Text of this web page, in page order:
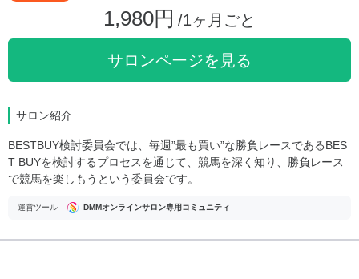
1,980円 /1ヶ月ごと
サロンページを見る
サロン紹介
BESTBUY検討委員会では、毎週”最も買い”な勝負レースであるBES
T BUYを検討するプロセスを通じて、競馬を深く知り、勝負レース
で競馬を楽しもうという委員会です。
運営ツール DMMオンラインサロン専用コミュニティ